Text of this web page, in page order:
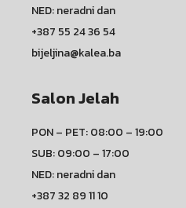
NED: neradni dan
+387 55 24 36 54
bijeljina@kalea.ba
Salon Jelah
PON – PET: 08:00 – 19:00
SUB: 09:00 – 17:00
NED: neradni dan
+387 32 89 11 10